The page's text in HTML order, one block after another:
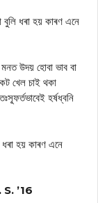
বুলি ধৰা হয় কাৰণ এনে
উদয় হোবা ভাব বা
খেল চাই থকা
হর্ষধ্বনি
হয় কাৰণ এনে
S. ’16